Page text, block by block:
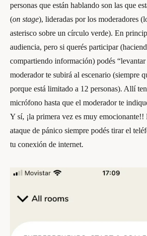
personas que están hablando son las que
(on stage), lideradas por los moderadores
asterisco sobre un círculo verde). En
audiencia, pero si querés participar
compartiendo información) podés
moderador te subirá al escenario (siempre
porque está limitado a 12 personas). Allí
micrófono hasta que el moderador te
Y sí, ¡la primera vez es muy emocionante!!
ataque de pánico siempre podés tirar el
tu conexión de internet.